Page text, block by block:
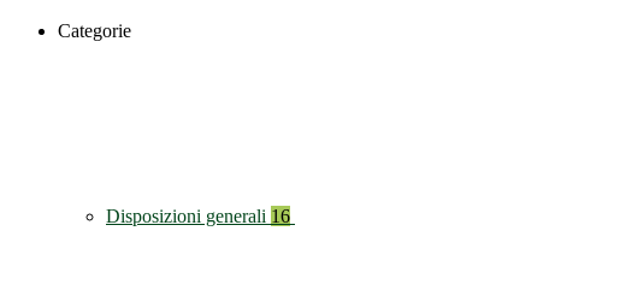
Categorie
Disposizioni generali 16